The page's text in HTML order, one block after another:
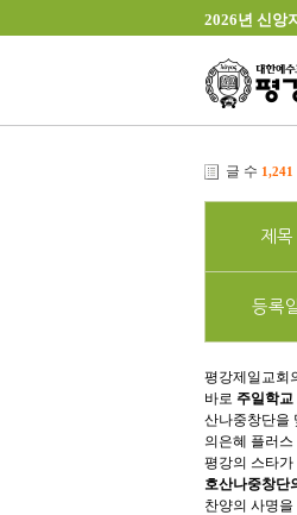
2026년 신앙
글 수 1,241
제목
등록일
평강제일교회
바로 주일학
산나중창단을
의은혜 플러
평강의 스타
호산나중창단
찬양의 사명